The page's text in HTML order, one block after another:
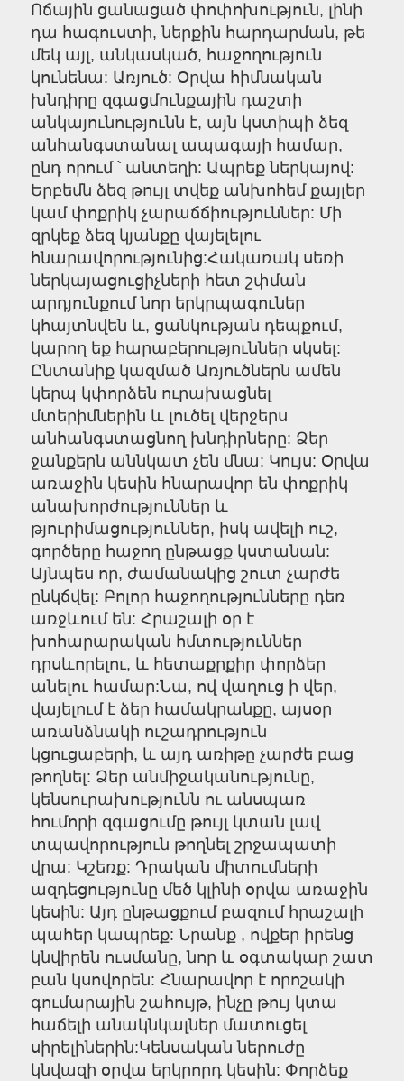
Ոճային ցանացած փոփոխություն, լինի
դա հագուստի, ներքին հարդարման, թե
մեկ այլ, անկասկած, հաջողություն
կունենա: Առյուծ: Օրվա հիմնական
խնդիրը զգացմունքային դաշտի
անկայունությունն է, այն կստիպի ձեզ
անհանգստանալ ապագայի համար,
ընդ որում ՝ անտեղի: Ապրեք ներկայով:
Երբեմն ձեզ թույլ տվեք անխոհեմ քայլեր
կամ փոքրիկ չարաճճիություններ: Մի
զրկեք ձեզ կյանքը վայելելու
հնարավորությունից:Հակառակ սեռի
ներկայացուցիչների հետ շփման
արդյունքում նոր երկրպագուներ
կհայտնվեն և, ցանկության դեպքում,
կարող եք հարաբերություններ սկսել:
Ընտանիք կազմած Առյուծներն ամեն
կերպ կփորձեն ուրախացնել
մտերիմներին և լուծել վերջերս
անհանգստացնող խնդիրները: Ձեր
ջանքերն աննկատ չեն մնա: Կույս: Օրվա
առաջին կեսին հնարավոր են փոքրիկ
անախորժություններ և
թյուրիմացություններ, իսկ ավելի ուշ,
գործերը հաջող ընթացք կստանան:
Այնպես որ, ժամանակից շուտ չարժե
ընկճվել: Բոլոր հաջողությունները դեռ
առջևում են: Հրաշալի օր է
խոհարարական հմտություններ
դրսևորելու, և հետաքրքիր փորձեր
անելու համար:Նա, ով վաղուց ի վեր,
վայելում է ձեր համակրանքը, այսօր
առանձնակի ուշադրություն
կցուցաբերի, և այդ առիթը չարժե բաց
թողնել: Ձեր անմիջականությունը,
կենսուրախությունն ու անսպառ
հումորի զգացումը թույլ կտան լավ
տպավորություն թողնել շրջապատի
վրա: Կշեռք: Դրական միտումների
ազդեցությունը մեծ կլինի օրվա առաջին
կեսին: Այդ ընթացքում բազում հրաշալի
պահեր կապրեք: Նրանք , ովքեր իրենց
կնվիրեն ուսմանը, նոր և օգտակար շատ
բան կսովորեն: Հնարավոր է որոշակի
գումարային շահույթ, ինչը թույ կտա
հաճելի անակնկալներ մատուցել
սիրելիներին:Կենսական ներուժը
կնվազի օրվա երկրորդ կեսին: Փորձեք